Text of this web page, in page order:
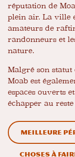
réputation de
plein air. La ville
amateurs de
randonneurs et
nature.
Malgré son statut
Moab est
espaces ouverts
échapper au
Meilleure
Choses à